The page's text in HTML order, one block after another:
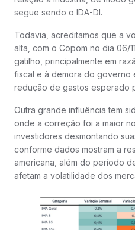
segue sendo o IDA-DI.
Todavia, acreditamos que a
alta, com o Copom no dia 06/
gatilho, principalmente em
fiscal e à demora do governo
redução de gastos esperado
Outra grande influência tem
onde a correção foi a maior
investidores desmontando
conforme dados mostram a
americana, além do período
afetam a volatilidade dos